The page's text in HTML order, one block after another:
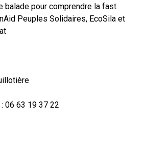
balade pour comprendre la fast
Peuples Solidaires, EcoSila et
06 63 19 37 22